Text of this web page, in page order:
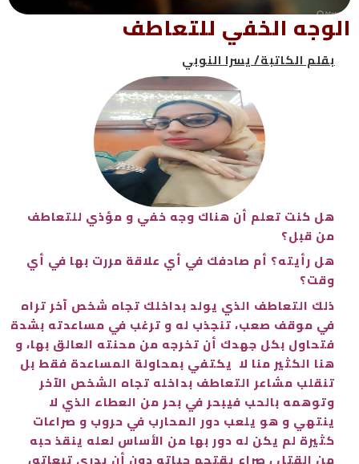
الوجه الخفي للتعاطف
بقلم الكاتبة/ يسرا النوبي
هل كنت تعلم أن هناك وجه خفي و مؤذي للتعاطف
من قبل؟
هل رأيته؟ أم صادفك في أي علاقة مررت بها في أي
وقت؟
ذلك التعاطف الذي يولد بداخلك تجاه شخص آخر تراه
في موقف صعب، تنجذب له و ترغب في مساعدته بشدة
فتحاول بكل جهدك أن تخرجه من محنته العالق بها، و
هنا الكثير منا لا يكتفي بمحاولة المساعدة فقط بل
تنقلب مشاعر التعاطف بداخله تجاه الشخص الآخر
وتوهمه بالحب فيبحر في بحر من العطاء الذي لا
ينتهي و هو يلعب دور المحارب في حروب و صراعات
كثيرة لم يكن له دور بها من الأساس لعله ينقذ حبه
من القتل ، صراع يقتحم حياته دون أن يدري تبعاته،